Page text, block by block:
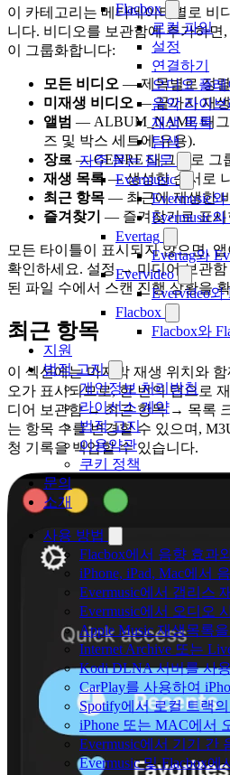
Flacbox
로컬 파일
설정
연결하기
오디오 플
음악 라이
재생 목록
탐색
자주 묻는 질문
Evermusic
Evermusic
Evermusic
Evertag
Evertag와
Evervideo
Evervideo와
Flacbox
Flacbox와
지원
법적 고지
개인정보 처리방침
라이선스 계약
법적 고지
이용약관
쿠키 정책
문의
소개
사용 방법
Flacbox에서 음향 효과
iPhone, iPad, Mac에서
Evermusic에서 갭리스
Evermusic에서 오디오
Apple Music 재생목록
Internet Archive 또는
Kodi DLNA 서버를 사
CarPlay를 사용하여
Spotify에서 로컬 트랙
iPhone 또는 MAC에서
Evermusic에서 기기 간
Evermusic 및 Flacbox
이 카테고리는 메타데이터별로 비
니다. 비디오를 보관함에 추가하
이 그룹화합니다:
모든 비디오 — 제목별로 정
미재생 비디오 — 끝까지 재
앨범 — ALBUM_NAME 태그
즈 및 박스 세트에 유용).
장르 — GENRE 태그별로 그
재생 목록— 생성한 순서로
최근 항목 — 최근에 재생한
즐겨찾기 — 즐겨찾기로 표시
모든 타이틀이 표시되지 않으면,
확인하세요. 설정 → 미디어 보관
된 파일 수에서 스캔 진행 상황을
최근 항목
이 섹션에는 마지막 재생 위치와
오가 표시되므로, 한 번의 탭으로
디어 보관함 → 최근 항목 → 목록
는 항목 수를 변경할 수 있으며,
청 기록을 백업할 수 있습니다.